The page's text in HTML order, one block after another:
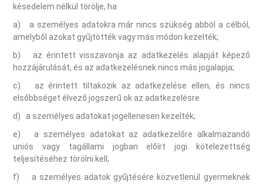
késedelem nélkül törölje, ha
a) a személyes adatokra már nincs szükség abból a célból,
amelyből azokat gyűjtötték vagy más módon kezelték;
b) az érintett visszavonja az adatkezelés alapját képező
hozzájárulását, és az adatkezelésnek nincs más jogalapja;
c) az érintett tiltakozik az adatkezelése ellen, és nincs
elsőbbséget élvező jogszerű ok az adatkezelésre
d) a személyes adatokat jogellenesen kezelték;
e) a személyes adatokat az adatkezelőre alkalmazandó
uniós vagy tagállami jogban előírt jogi kötelezettség
teljesítéséhez törölni kell;
f) a személyes adatok gyűjtésére közvetlenül gyermeknek